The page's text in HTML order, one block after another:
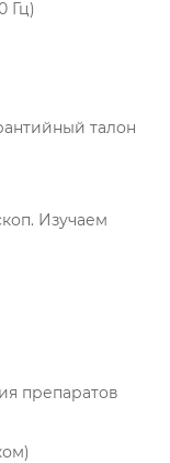
Гц)
талон
Изучаем
препаратов